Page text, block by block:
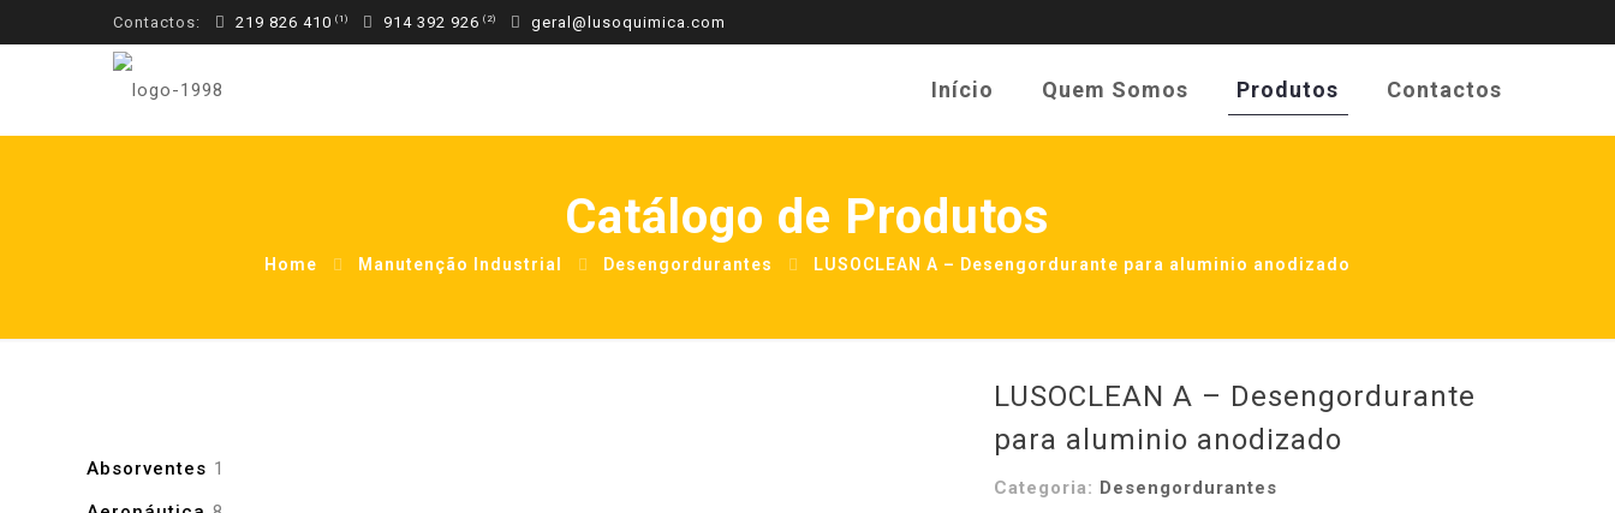
Contactos: 219 826 410 914 392 926 geral@lusoquimica.com
Início Quem Somos Produtos Contactos
Catálogo de Produtos
Home Manutenção Industrial Desengordurantes LUSOCLEAN A – Desengordurante para aluminio anodizado
LUSOCLEAN A – Desengordurante
para aluminio anodizado
Categoria: Desengordurantes
Absorventes 1